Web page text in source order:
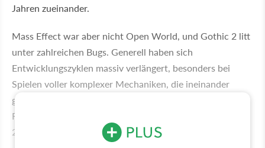
Jahren zueinander.
Mass Effect war aber nicht Open World, und Gothic 2 litt
unter zahlreichen Bugs. Generell haben sich
Entwicklungszyklen massiv verlängert, besonders bei
Spielen voller komplexer Mechaniken, die ineinander
greifen müssen. Studios scheuen sich davor, zu früh
Release-Daten zu teilen, denkt nur mal an Cyberpunk
2077 mit den zahlreichen Verschiebungen.